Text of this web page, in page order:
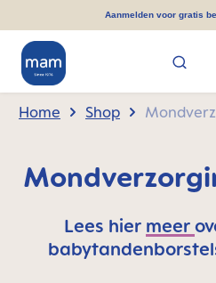
Aanmelden voor gratis
Home Shop
Lees hier meer